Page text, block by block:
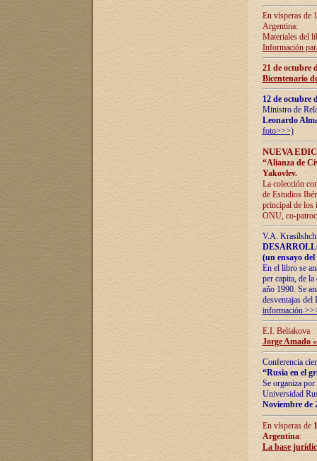
En vísperas de
Argentina:
Materiales del
Información
21 de octubre
Bicentenario
12 de octubre
Ministro de
Leonardo
foto>>>)
NUEVA
“Alianza de
Yakovlev.
La colección
de Estudios
principal de los
ONU, co-
V.A.
(un ensayo
En el libro se
per capita, de
año 1990. Se
desventajas
información
E.I. Beliakova
Jorge Amado
Conferencia
“Rusia en el
Se organiza
Universidad
Noviembre de
En vísperas de
Argentina:
La base